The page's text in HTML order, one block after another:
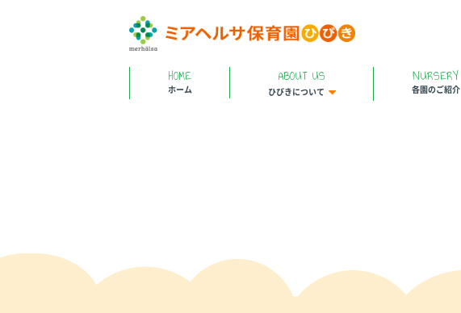
HOME
ホーム
ABOUT US
ひびきについて
NURSERY
各園のご紹介